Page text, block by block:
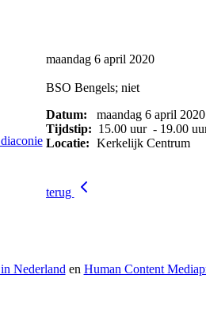
maandag 6 april 2020
BSO Bengels; niet
Datum:
maandag 6 april 2020
Tijdstip: 15.00 uur - 19.00
Locatie: Kerkelijk Centrum
terug
Nederland en Human Content